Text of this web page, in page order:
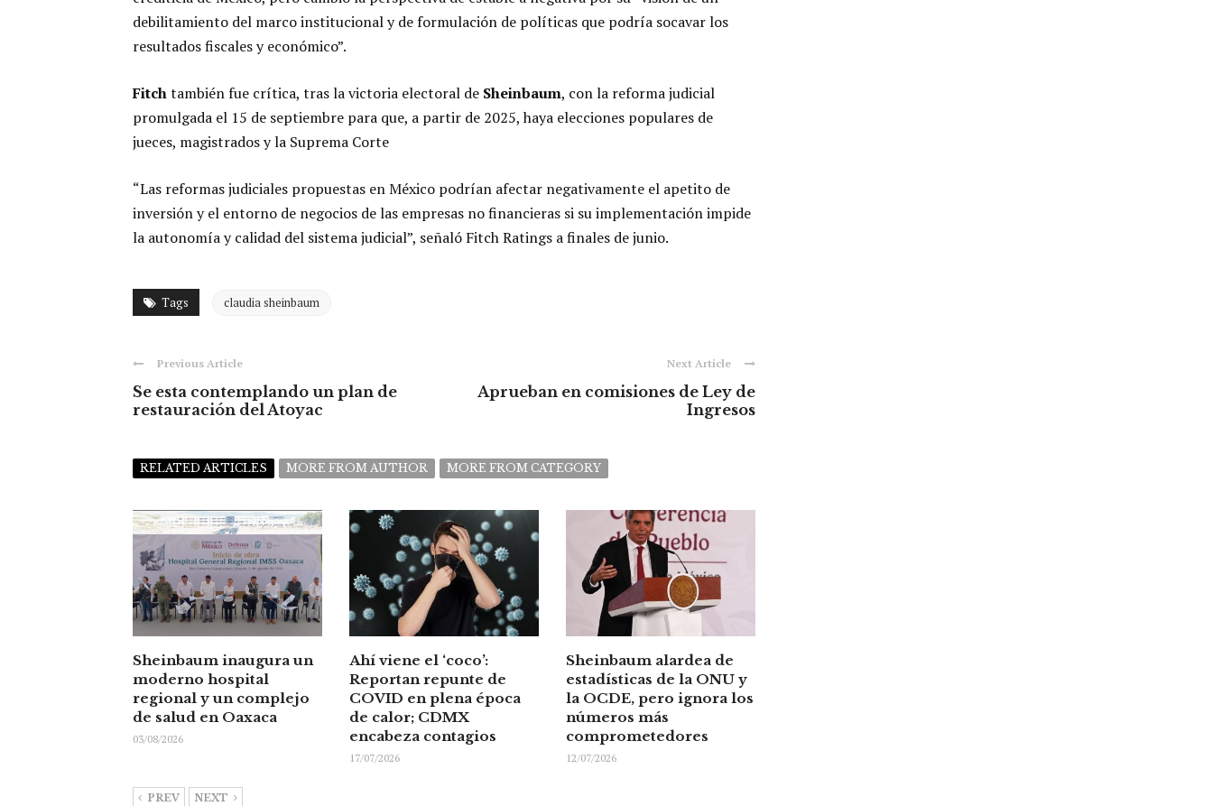
debilitamiento del marco institucional y de formulación de políticas que podría socavar los
resultados fiscales y económico”.
Fitchtambién fue crítica, tras la victoria electoral de Sheinbaum, con la reforma judicial
promulgada el 15 de septiembre para que, a partir de 2025, haya elecciones populares de
jueces, magistrados y la Suprema Corte
“Las reformas judiciales propuestas en México podrían afectar negativamente el apetito de
inversión y el entorno de negocios de las empresas no financieras si su implementación impide
la autonomía y calidad del sistema judicial”, señaló Fitch Ratings a finales de junio.
Tags claudia sheinbaum
Previous Article
Se esta contemplando un plan de
restauración del Atoyac
Next Article
Aprueban en comisiones de Ley de
Ingresos
RELATED ARTICLES MORE FROM AUTHOR MORE FROM CATEGORY
Sheinbaum inaugura un
moderno hospital
regional y un complejo
de salud en Oaxaca
03/08/2026
Ahí viene el ‘coco’:
Reportan repunte de
COVID en plena época
de calor; CDMX
encabeza contagios
17/07/2026
Sheinbaum alardea de
estadísticas de la ONU y
la OCDE, pero ignora los
números más
comprometedores
12/07/2026
PREV NEXT